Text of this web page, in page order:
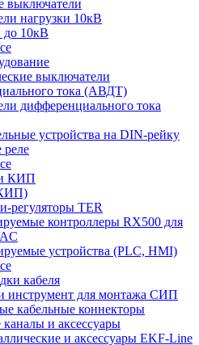
выключатели
нагрузки 10кВ
до 10кВ
выключатели
тока (АВДТ)
дифференциального тока
устройства на DIN-рейку
реле
и КИП
регуляторы TER
контроллеры RX500 для
устройства (PLC, HMI)
кабеля
инструмент для монтажа СИП
кабельные коннекторы
и аксессуары
и аксессуары EKF-Line